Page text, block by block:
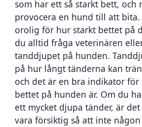
som har ett så starkt bett, och
provocera en hund till att
orolig för hur starkt bettet på
du alltid fråga veterinären
tanddjupet på hunden.
på hur långt tänderna kan
och det är en bra indikator för
bettet på hunden är. Om du
ett mycket djupa tänder, är
vara försiktig så att inte